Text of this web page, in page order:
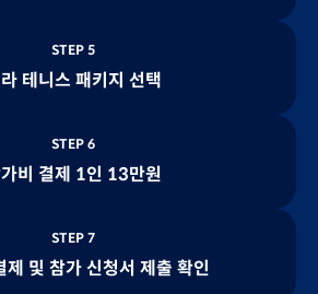
STEP 5
테니스 패키지 선택
STEP 6
비 결제 1인 13만원
STEP 7
제 및 참가 신청서 제출 확인